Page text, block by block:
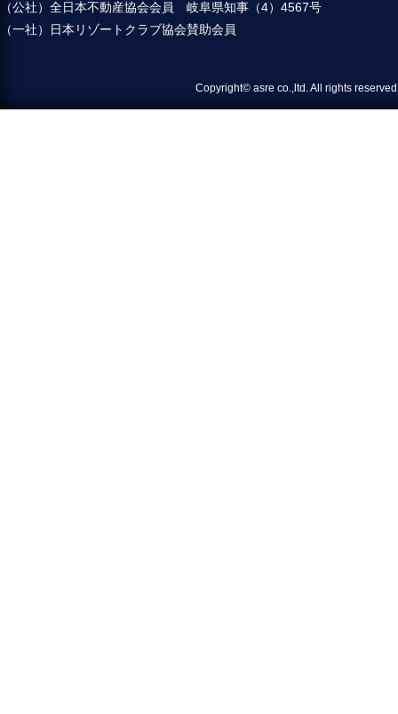
（公社）全日本不動産協会会員 岐阜県知事（4）4567号
（一社）日本リゾートクラブ協会賛助会員
Copyright© asre co.,ltd. All rights